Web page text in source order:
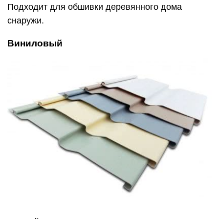
Подходит для обшивки деревянного дома
снаружи.
Виниловый